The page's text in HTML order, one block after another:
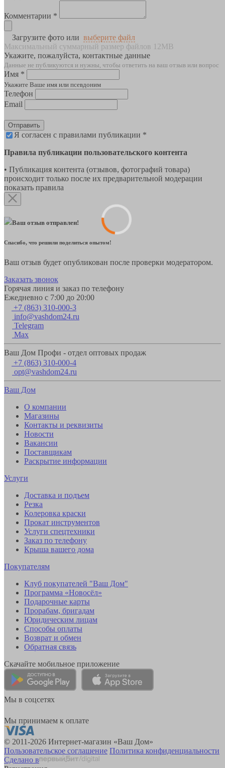
Комментарии *
Загрузите фото или выберите файл
Максимальный суммарный размер файлов 12MB
Укажите, пожалуйста, контактные данные
Данные не публикуются и нужны, чтобы ответить на ваш отзыв или вопрос
Имя *
Укажите Ваше имя или псевдоним
Телефон
Email
Отправить
Я согласен с правилами публикации *
Правила публикации пользовательского контента
• Публикация контента (отзывов, фотографий товара)
происходит только после их предварительной модерации
показать правила
Ваш отзыв отправлен!
Спасибо, что решили поделиться опытом!
Ваш отзыв будет опубликован после проверки модератором.
Заказать звонок
Горячая линия и заказ по телефону
Ежедневно с 7:00 до 20:00
+7 (863) 310-000-3
info@vashdom24.ru
Telegram
Max
Ваш Дом Профи - отдел оптовых продаж
+7 (863) 310-000-4
opt@vashdom24.ru
Ваш Дом
О компании
Магазины
Контакты и реквизиты
Новости
Вакансии
Поставщикам
Раскрытие информации
Услуги
Доставка и подъем
Резка
Колеровка краски
Прокат инструментов
Услуги спецтехники
Заказ по телефону
Крыша вашего дома
Покупателям
Клуб покупателей "Ваш Дом"
Программа «Новосёл»
Подарочные карты
Прорабам, бригадам
Юридическим лицам
Способы оплаты
Возврат и обмен
Обратная связь
Скачайте мобильное приложение
Мы в соцсетях
Мы принимаем к оплате
© 2011-2026 Интернет-магазин «Ваш Дом»
Пользовательское соглашение Политика конфиденциальности
Сделано в